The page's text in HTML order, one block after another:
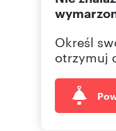
795 98
Określ
otrzymuj